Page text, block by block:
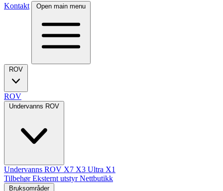
Kontakt
Open main menu
ROV
ROV
Undervanns ROV
Undervanns ROV X7 X3 Ultra X1
TilbehørEksternt utstyrNettbutikk
Bruksområder